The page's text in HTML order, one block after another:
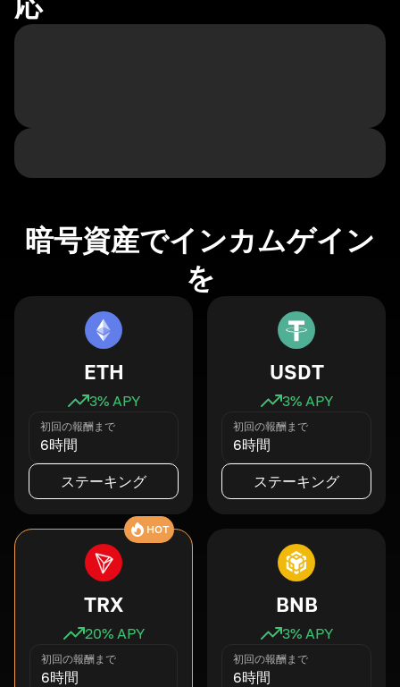
暗号資産でインカムゲイン
を
ETH
3% APY
初回の報酬まで
6時間
ステーキング
USDT
3% APY
初回の報酬まで
6時間
ステーキング
HOT
TRX
20% APY
初回の報酬まで
6時間
BNB
3% APY
初回の報酬まで
6時間